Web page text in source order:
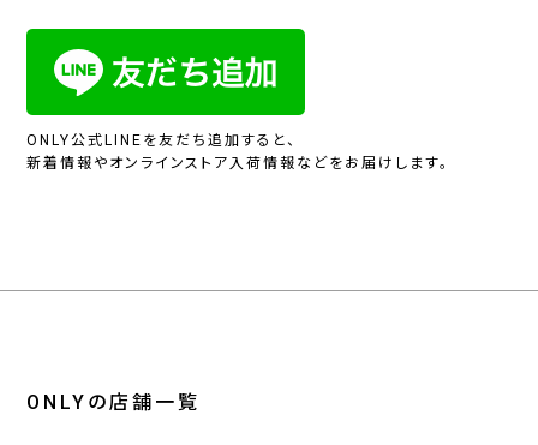
ONLY公式LINEを友だち追加すると、
新着情報やオンラインストア入荷情報などをお届けします。
ONLYの店舗一覧